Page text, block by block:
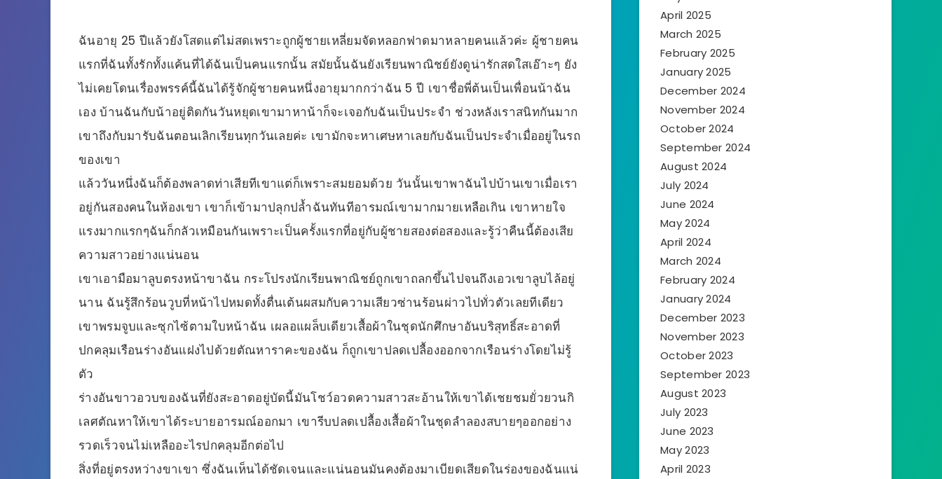
ฉันอายุ 25 ปีแล้วยังโสดแต่ไม่สดเพราะถูกผู้ชายเหลี่ยมจัดหลอกฟาดมาหลายคนแล้วค่ะ ผู้ชายคน
แรกที่ฉันทั้งรักทั้งแค้นที่ได้ฉันเป็นคนแรกนั้น สมัยนั้นฉันยังเรียนพาณิชย์ยังดูน่ารักสดใสเอ๊าะๆ ยัง
ไม่เคยโดนเรื่องพรรค์นี้ฉันได้รู้จักผู้ชายคนหนึ่งอายุมากกว่าฉัน 5 ปี เขาชื่อพี่ต้นเป็นเพื่อนน้าฉัน
เอง บ้านฉันกับน้าอยู่ติดกันวันหยุดเขามาหาน้าก็จะเจอกับฉันเป็นประจำ ช่วงหลังเราสนิทกันมาก
เขาถึงกับมารับฉันตอนเลิกเรียนทุกวันเลยค่ะ เขามักจะหาเศษหาเลยกับฉันเป็นประจำเมื่ออยู่ในรถ
ของเขา
แล้ววันหนึ่งฉันก็ต้องพลาดท่าเสียทีเขาแต่ก็เพราะสมยอมด้วย วันนั้นเขาพาฉันไปบ้านเขาเมื่อเรา
อยู่กันสองคนในห้องเขา เขาก็เข้ามาปลุกปล้ำฉันทันทีอารมณ์เขามากมายเหลือเกิน เขาหายใจ
แรงมากแรกๆฉันก็กลัวเหมือนกันเพราะเป็นครั้งแรกที่อยู่กับผู้ชายสองต่อสองและรู้ว่าคืนนี้ต้องเสีย
ความสาวอย่างแน่นอน
เขาเอามือมาลูบตรงหน้าขาฉัน กระโปรงนักเรียนพาณิชย์ถูกเขาถลกขึ้นไปจนถึงเอวเขาลูบไล้อยู่
นาน ฉันรู้สึกร้อนวูบที่หน้าไปหมดทั้งตื่นเต้นผสมกับความเสียวซ่านร้อนผ่าวไปทั่วตัวเลยทีเดียว
เขาพรมจูบและซุกไซ้ตามใบหน้าฉัน เผลอแผล็บเดียวเสื้อผ้าในชุดนักศึกษาอันบริสุทธิ์สะอาดที่
ปกคลุมเรือนร่างอันแฝงไปด้วยตัณหาราคะของฉัน ก็ถูกเขาปลดเปลื้องออกจากเรือนร่างโดยไม่รู้
ตัว
ร่างอันขาวอวบของฉันที่ยังสะอาดอยู่บัดนี้มันโชว์อวดความสาวสะอ้านให้เขาได้เชยชมยั่วยวนกิ
เลศตัณหาให้เขาได้ระบายอารมณ์ออกมา เขารีบปลดเปลื้องเสื้อผ้าในชุดลำลองสบายๆออกอย่าง
รวดเร็วจนไม่เหลืออะไรปกคลุมอีกต่อไป
สิ่งที่อยู่ตรงหว่างขาเขา ซึ่งฉันเห็นได้ชัดเจนและแน่นอนมันคงต้องมาเบียดเสียดในร่องของฉันแน่
April 2025
March 2025
February 2025
January 2025
December 2024
November 2024
October 2024
September 2024
August 2024
July 2024
June 2024
May 2024
April 2024
March 2024
February 2024
January 2024
December 2023
November 2023
October 2023
September 2023
August 2023
July 2023
June 2023
May 2023
April 2023